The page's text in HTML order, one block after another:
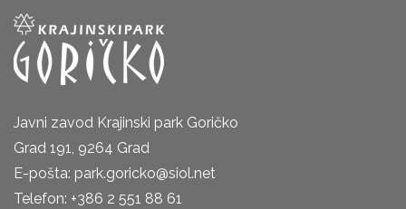
Javni zavod Krajinski park Goričko
Grad 191, 9264 Grad
E-pošta: park.goricko@siol.net
Telefon: +386 2 551 88 61